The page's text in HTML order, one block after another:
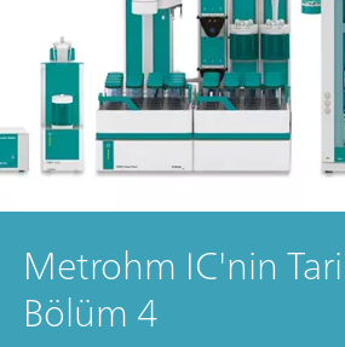
Metrohm IC'nin
Bölüm 4